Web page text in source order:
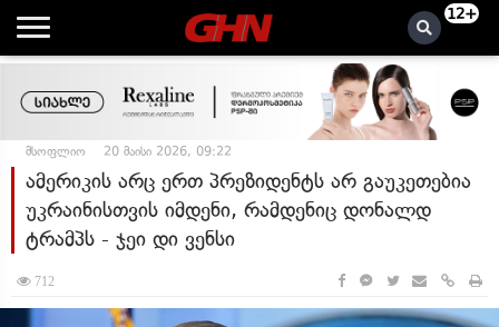
12+
მსოფლიო 20 მაისი 2026, 09:22
ამერიკის არც ერთ პრეზიდენტს არ გაუკეთებია
უკრაინისთვის იმდენი, რამდენიც დონალდ
ტრამპს - ჯეი დი ვენსი
712